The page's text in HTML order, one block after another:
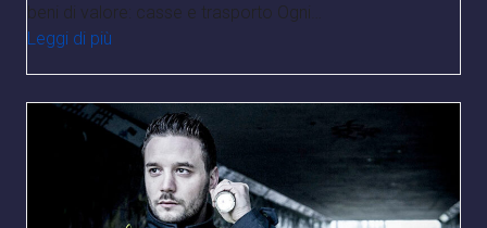
beni di valore: casse e trasporto Ogni…
Leggi di più